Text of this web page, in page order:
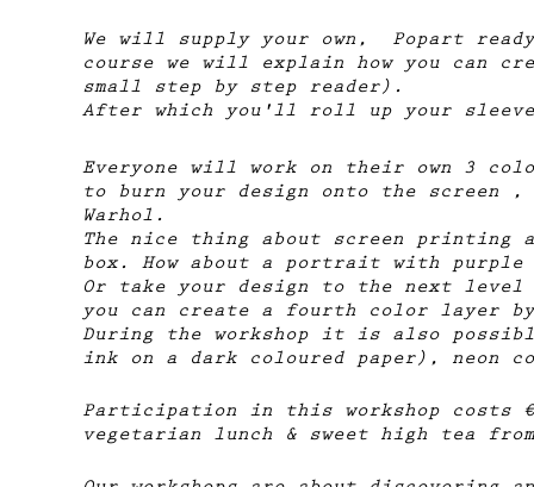
We will supply your own, Popart
course we will explain how you can
small step by step reader).
After which you'll roll up your
Everyone will work on their own 3
to burn your design onto the screen
Warhol.
The nice thing about screen
box. How about a portrait with
Or take your design to the next
you can create a fourth color layer
During the workshop it is also
ink on a dark coloured paper),
Participation in this workshop costs
vegetarian lunch & sweet high tea